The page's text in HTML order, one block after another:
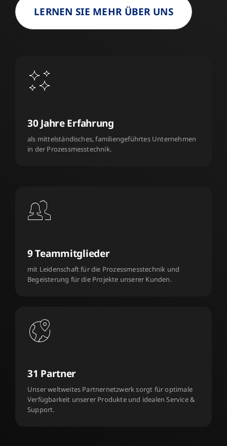
LERNEN SIE MEHR ÜBER UNS
30 Jahre Erfahrung
als mittelständisches, familiengeführtes Unternehmen
in der Prozessmesstechnik.
9 Teammitglieder
mit Leidenschaft für die Prozessmesstechnik und
Begeisterung für die Projekte unserer Kunden.
31 Partner
Unser weltweites Partnernetzwerk sorgt für optimale
Verfügbarkeit unserer Produkte und idealen Service &
Support.